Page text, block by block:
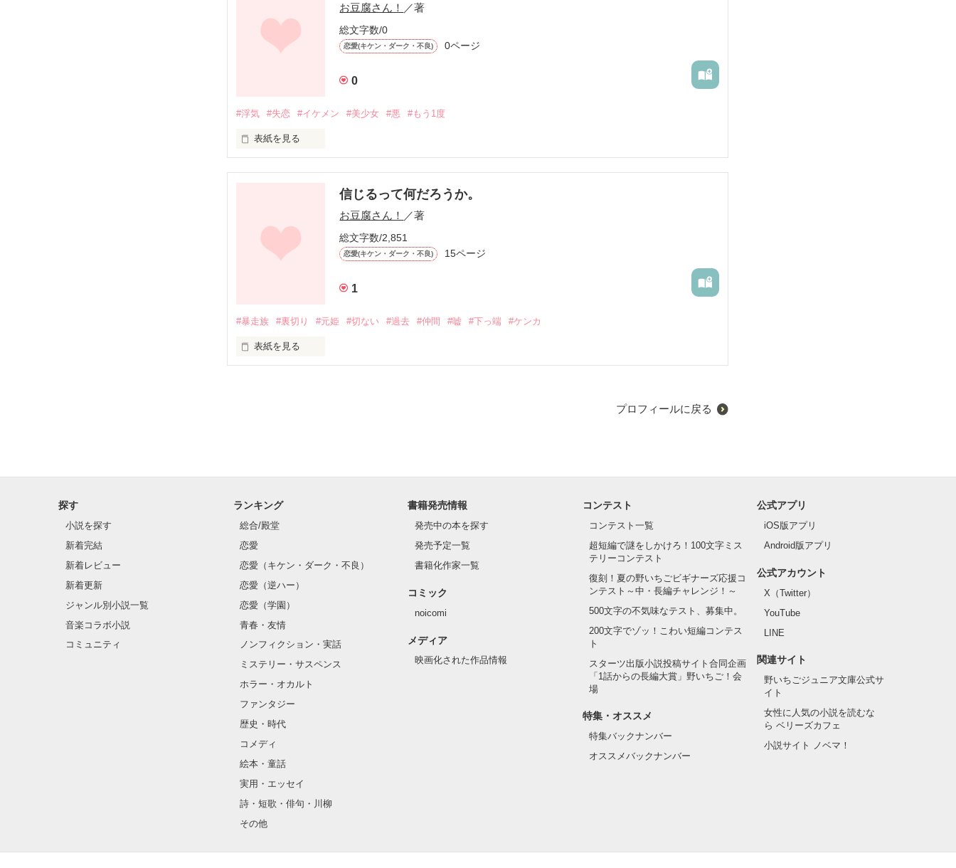
語彙力皆無です。ご注意ください。
アドバイスはなるべく優しくお願いします。（私の豆腐メンタルに攻撃しないで……）
お豆腐さん！ ／著
総文字数/0
恋愛(キケン・ダーク・不良) 0ページ
0
#浮気 #失恋 #イケメン #美少女 #悪 #もう1度
表紙を見る
浮気症の彼氏。
残念ながら私は物語のように、
とある秘密のある彼女:渡部優香
初投稿作品。テストのストレスの勢いで書いたので語彙力が皆無ですがご了承ください。
作品を読む
信じるって何だろうか。
お豆腐さん！ ／著
総文字数/2,851
恋愛(キケン・ダーク・不良) 15ページ
1
#暴走族 #裏切り #元姫 #切ない #過去 #仲間 #嘘 #下っ端 #ケンカ
表紙を見る
そんな呟きは夕焼けの空に溶けていった
初投稿で語彙力がありませんがどうぞ応援よろしくお願いします。
プロフィールに戻る
探す
小説を探す
新着完結
新着レビュー
新着更新
ジャンル別小説一覧
音楽コラボ小説
コミュニティ
ランキング
総合/殿堂
恋愛
恋愛（キケン・ダーク・不良）
恋愛（逆ハー）
恋愛（学園）
青春・友情
ノンフィクション・実話
ミステリー・サスペンス
ホラー・オカルト
ファンタジー
歴史・時代
コメディ
絵本・童話
実用・エッセイ
詩・短歌・俳句・川柳
その他
書籍発売情報
発売中の本を探す
発売予定一覧
書籍化作家一覧
コミック
noicomi
メディア
映画化された作品情報
コンテスト
コンテスト一覧
超短編で謎をしかけろ！100文字ミス
テリーコンテスト
復刻！夏の野いちごビギナーズ応援コ
ンテスト～中・長編チャレンジ！～
500文字の不気味なテスト、募集中。
200文字でゾッ！こわい短編コンテス
ト
スターツ出版小説投稿サイト合同企画
「1話からの長編大賞」野いちご！会
場
特集・オススメ
特集バックナンバー
オススメバックナンバー
公式アプリ
iOS版アプリ
Android版アプリ
公式アカウント
X（Twitter）
YouTube
LINE
関連サイト
野いちごジュニア文庫公式サ
イト
女性に人気の小説を読むな
ら ベリーズカフェ
小説サイト ノベマ！